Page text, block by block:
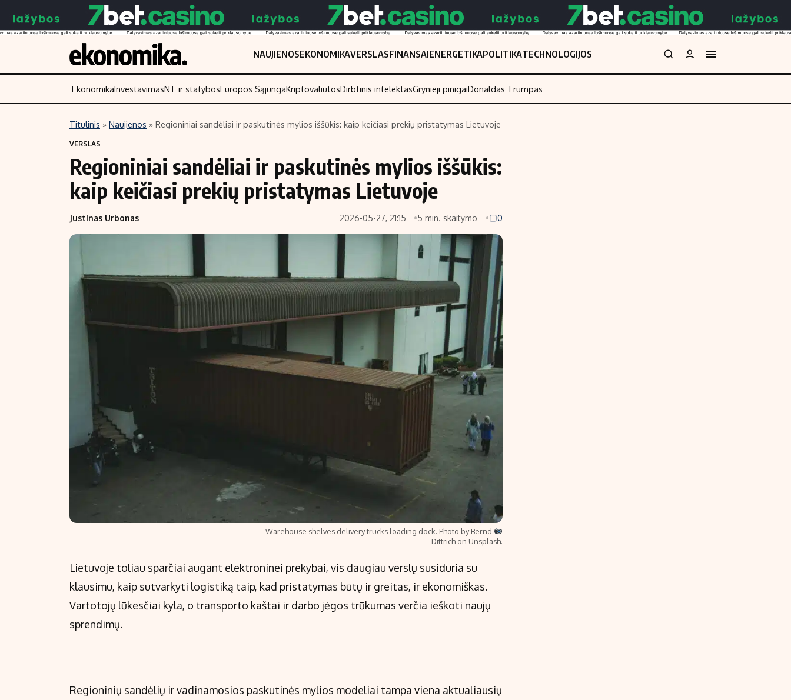
NAUJIENOSEKONOMIKAVERSLASFINANSAIENERGETIKAPOLITIKATECHNOLOGIJOS
Turinys
Naujienos
Aplinka
Verslas
Energetika
Ekonomika
NT ir statybos
Finansai
Įmonės
Žemės ūkis
Investavimas
Akcijų rinka
Saulės elektrinės
Kriptovaliutos
Infliacija
Migracija
Nedarbo išmokos skaičiuoklė
Būsto finansai
Įdomios naujienos
EkonomikaInvestavimasNT ir statybosEuropos SąjungaKriptovaliutosDirbtinis intelektasGrynieji pinigaiDonaldas Trumpas
Titulinis » Naujienos » Regioniniai sandėliai ir paskutinės mylios iššūkis: kaip keičiasi prekių pristatymas Lietuvoje
VERSLAS
Regioniniai sandėliai ir paskutinės mylios iššūkis:
kaip keičiasi prekių pristatymas Lietuvoje
Justinas Urbonas 2026-05-27, 21:15 5 min. skaitymo 0
Warehouse shelves delivery trucks loading dock. Photo by Bernd
Dittrich on Unsplash.
Lietuvoje toliau sparčiai augant elektroninei prekybai, vis daugiau verslų susiduria su
klausimu, kaip sutvarkyti logistiką taip, kad pristatymas būtų ir greitas, ir ekonomiškas.
Vartotojų lūkesčiai kyla, o transporto kaštai ir darbo jėgos trūkumas verčia ieškoti naujų
sprendimų.
Regioninių sandėlių ir vadinamosios paskutinės mylios modeliai tampa viena aktualiausių